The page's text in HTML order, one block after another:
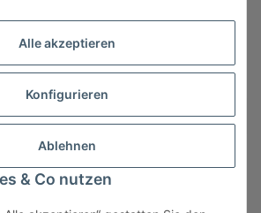
Alle akzeptieren
Konfigurieren
Ablehnen
& Co nutzen
Vertrag widerrufen